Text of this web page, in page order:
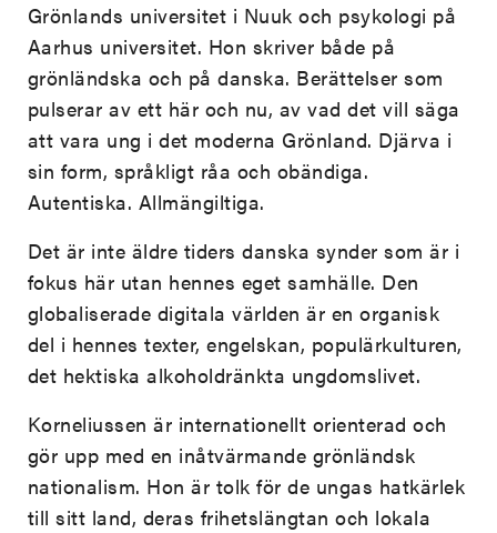
Grönlands universitet i Nuuk och psykologi på
Aarhus universitet. Hon skriver både på
grönländska och på danska. Berättelser som
pulserar av ett här och nu, av vad det vill säga
att vara ung i det moderna Grönland. Djärva i
sin form, språkligt råa och obändiga.
Autentiska. Allmängiltiga.
Det är inte äldre tiders danska synder som är i
fokus här utan hennes eget samhälle. Den
globaliserade digitala världen är en organisk
del i hennes texter, engelskan, populärkulturen,
det hektiska alkoholdränkta ungdomslivet.
Korneliussen är internationellt orienterad och
gör upp med en inåtvärmande grönländsk
nationalism. Hon är tolk för de ungas hatkärlek
till sitt land, deras frihetslängtan och lokala